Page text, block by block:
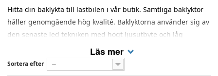
Hitta din baklykta till lastbilen i vår butik. Samtliga baklyktor
håller genomgående hög kvalité. Baklyktorna använder sig av
den senaste led tekniken med högt ljusutbyte och låg
strömförbrukning. Våra baklyktor till lastbil tillverkas inom
Europa och stödjer multivolt. Garantin sträcker sig på hela 2-5
år för utvalda produkter!
Läs mer
Sortera efter --